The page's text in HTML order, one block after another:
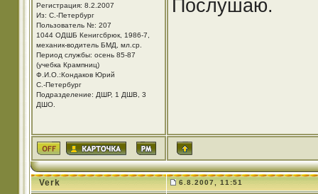
Регистрация: 8.2.2007
Из: С.-Петербург
Пользователь №: 207
1044 ОДШБ Кенигсбрюк, 1986-7,
механик-водитель БМД, мл.ср.
Период службы: осень 85-87
(учебка Крампниц)
Ф.И.О.:Кондаков Юрий
С.-Петербург
Подразделение: ДШР, 1 ДШВ, 3
ДШО.
Послушаю.
Verk 6.8.2007, 11:51